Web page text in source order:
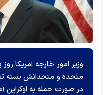
وزیر امور خارجه آمریکا
متحده و متحدانش بسته
در صورت حمله به اوکراین